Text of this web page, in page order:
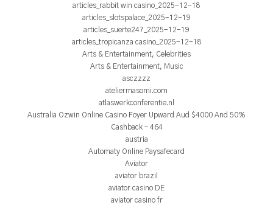
articles_rabbit win casino_2025-12-18
articles_slotspalace_2025-12-19
articles_suerte247_2025-12-19
articles_tropicanza casino_2025-12-18
Arts & Entertainment, Celebrities
Arts & Entertainment, Music
asczzzz
ateliermasomi.com
atlaswerkconferentie.nl
Australia Ozwin Online Casino Foyer Upward Aud $4000 And 50%
Cashback – 464
austria
Automaty Online Paysafecard
Aviator
aviator brazil
aviator casino DE
aviator casino fr